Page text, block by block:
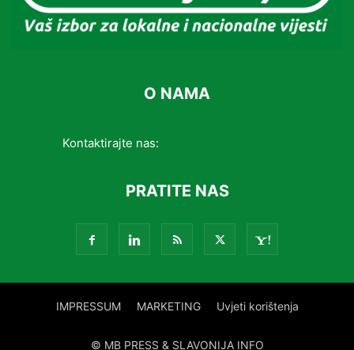
O NAMA
Kontaktirajte nas:
PRATITE NAS
IMPRESSUM MARKETING Uvjeti korištenja
© MB PRESS & SLAVONIJA INFO